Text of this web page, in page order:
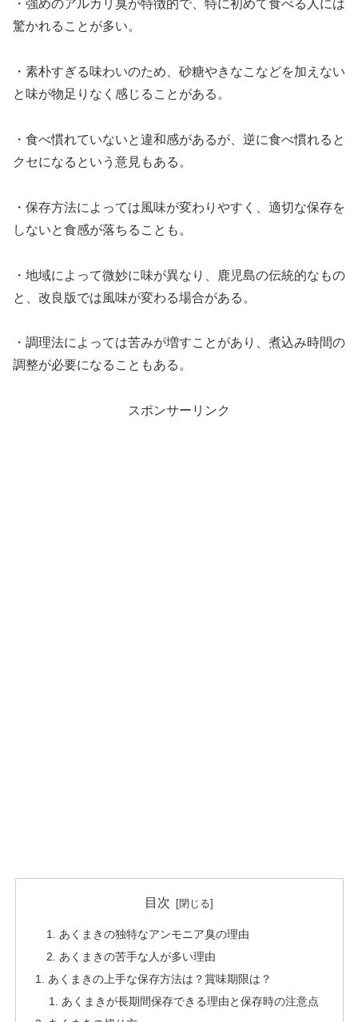
・強めのアルカリ臭が特徴的で、特に初めて食べる人には
驚かれることが多い。
・素朴すぎる味わいのため、砂糖やきなこなどを加えない
と味が物足りなく感じることがある。
・食べ慣れていないと違和感があるが、逆に食べ慣れると
クセになるという意見もある。
・保存方法によっては風味が変わりやすく、適切な保存を
しないと食感が落ちることも。
・地域によって微妙に味が異なり、鹿児島の伝統的なもの
と、改良版では風味が変わる場合がある。
・調理法によっては苦みが増すことがあり、煮込み時間の
調整が必要になることもある。
スポンサーリンク
目次
あくまきの独特なアンモニア臭の理由
あくまきの苦手な人が多い理由
あくまきの上手な保存方法は？賞味期限は？
あくまきが長期間保存できる理由と保存時の注意点